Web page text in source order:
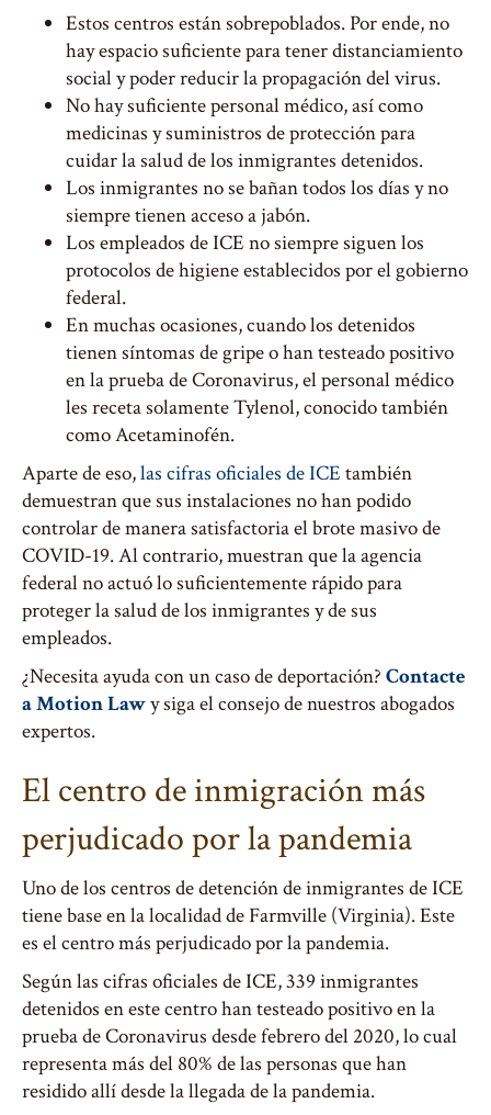
Estos centros están sobrepoblados. Por ende, no
hay espacio suficiente para tener distanciamiento
social y poder reducir la propagación del virus.
No hay suficiente personal médico, así como
medicinas y suministros de protección para
cuidar la salud de los inmigrantes detenidos.
Los inmigrantes no se bañan todos los días y no
siempre tienen acceso a jabón.
Los empleados de ICE no siempre siguen los
protocolos de higiene establecidos por el gobierno
federal.
En muchas ocasiones, cuando los detenidos
tienen síntomas de gripe o han testeado positivo
en la prueba de Coronavirus, el personal médico
les receta solamente Tylenol, conocido también
como Acetaminofén.
Aparte de eso,las cifras oficiales de ICE también
demuestran que sus instalaciones no han podido
controlar de manera satisfactoria el brote masivo de
COVID-19. Al contrario, muestran que la agencia
federal no actuó lo suficientemente rápido para
proteger la salud de los inmigrantes y de sus
empleados.
¿Necesita ayuda con un caso de deportación? Contacte
a Motion Lawy siga el consejo de nuestros abogados
expertos.
El centro de inmigración más
perjudicado por la pandemia
Uno de los centros de detención de inmigrantes de ICE
tiene base en la localidad de Farmville (Virginia). Este
es el centro más perjudicado por la pandemia.
Según las cifras oficiales de ICE, 339 inmigrantes
detenidos en este centro han testeado positivo en la
prueba de Coronavirus desde febrero del 2020, lo cual
representa más del 80% de las personas que han
residido allí desde la llegada de la pandemia.